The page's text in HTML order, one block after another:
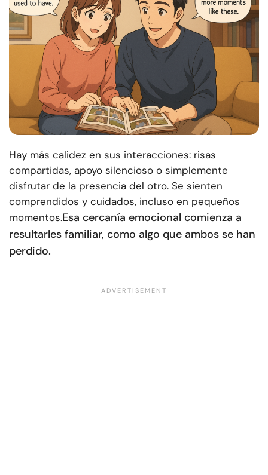
Hay más calidez en sus interacciones: risas
compartidas, apoyo silencioso o simplemente
disfrutar de la presencia del otro. Se sienten
comprendidos y cuidados, incluso en pequeños
momentos.Esa cercanía emocional comienza a
resultarles familiar, como algo que ambos se han
perdido.